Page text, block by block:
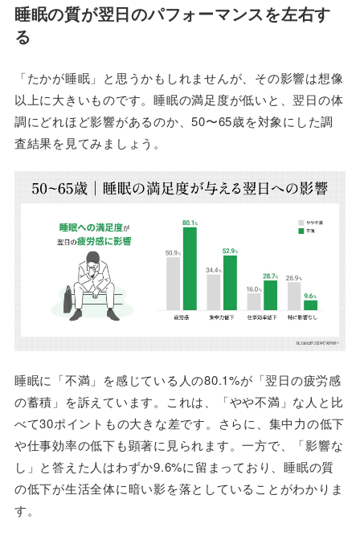
睡眠の質が翌日のパフォーマンスを左右す
る
「たかが睡眠」と思うかもしれませんが、その影響は想像
以上に大きいものです。睡眠の満足度が低いと、翌日の体
調にどれほど影響があるのか、50〜65歳を対象にした調
査結果を見てみましょう。
睡眠に「不満」を感じている人の80.1%が「翌日の疲労感
の蓄積」を訴えています。これは、「やや不満」な人と比
べて30ポイントもの大きな差です。さらに、集中力の低下
や仕事効率の低下も顕著に見られます。一方で、「影響な
し」と答えた人はわずか9.6%に留まっており、睡眠の質
の低下が生活全体に暗い影を落としていることがわかりま
す。